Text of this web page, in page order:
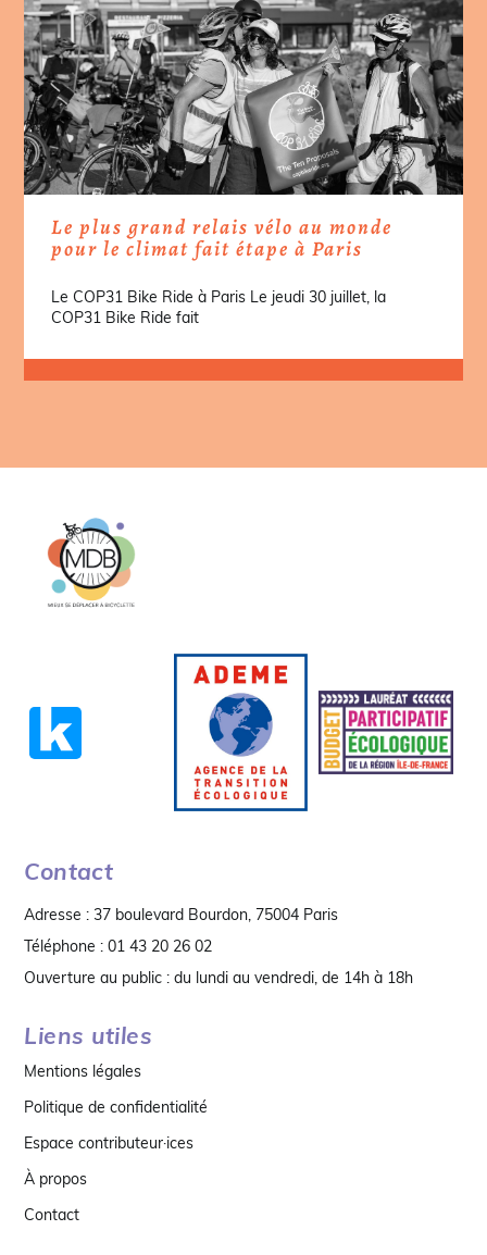
Le plus grand relais vélo au monde
pour le climat fait étape à Paris
Le COP31 Bike Ride à Paris Le jeudi 30 juillet, la
COP31 Bike Ride fait
Contact
Adresse : 37 boulevard Bourdon, 75004 Paris
Téléphone : 01 43 20 26 02
Ouverture au public : du lundi au vendredi, de 14h à 18h
Liens utiles
Mentions légales
Politique de confidentialité
Espace contributeur·ices
À propos
Contact